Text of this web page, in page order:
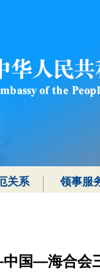
关系 领事服
国—海合会